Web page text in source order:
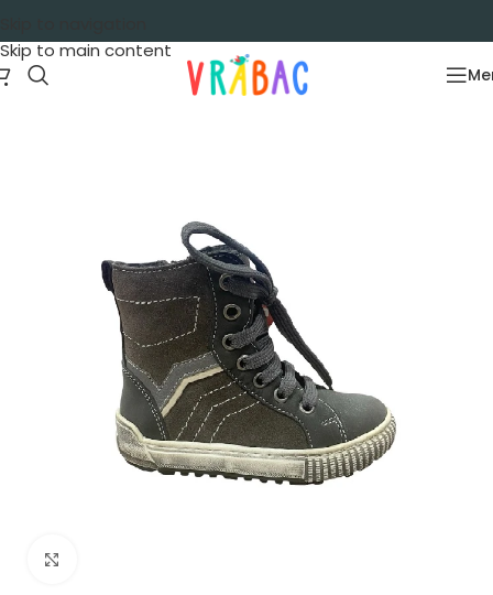
Skip to main content